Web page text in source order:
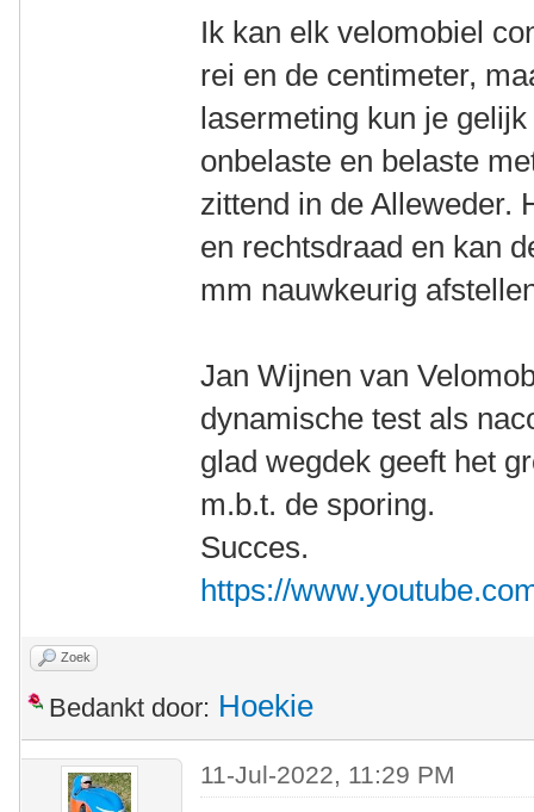
Ik kan elk velomobiel
rei en de centimeter,
lasermeting kun je
onbelaste en belaste
zittend in de Alleweder.
en rechtsdraad en kan
mm nauwkeurig
Jan Wijnen van
dynamische test als
glad wegdek geeft het
m.b.t. de sporing.
Succes.
https://
Zoek
Bedankt door: Hoekie
11-Jul-2022, 11:29 PM